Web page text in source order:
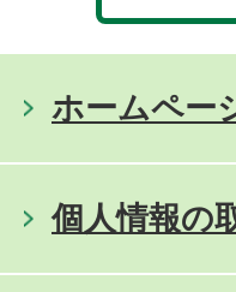
ホームペー
個人情報の